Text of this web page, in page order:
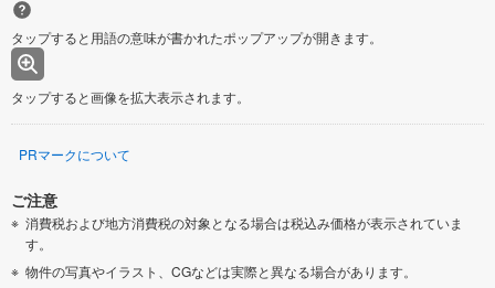
タップすると用語の意味が書かれたポップアップが開きます。
タップすると画像を拡大表示されます。
PRマークについて
ご注意
消費税および地方消費税の対象となる場合は税込み価格が表示されていま
す。
物件の写真やイラスト、CGなどは実際と異なる場合があります。